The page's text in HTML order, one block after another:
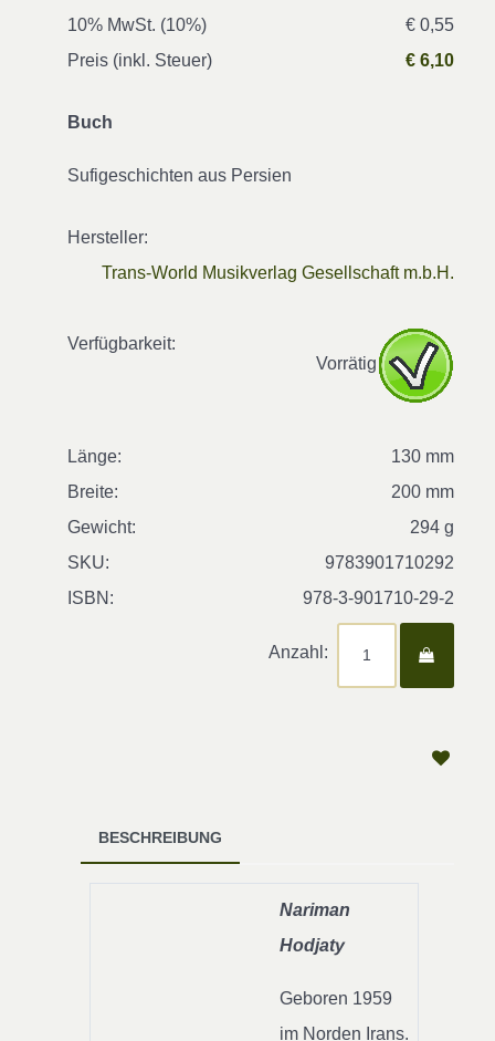
10% MwSt. (10%)
€ 0,55
Preis (inkl. Steuer)
€ 6,10
Buch
Sufigeschichten aus Persien
Hersteller:
Trans-World Musikverlag Gesellschaft m.b.H.
Verfügbarkeit:
Vorrätig
Länge:
130 mm
Breite:
200 mm
Gewicht:
294 g
SKU:
9783901710292
ISBN:
978-3-901710-29-2
Anzahl:
BESCHREIBUNG
Nariman
Hodjaty
Geboren 1959
im Norden Irans.